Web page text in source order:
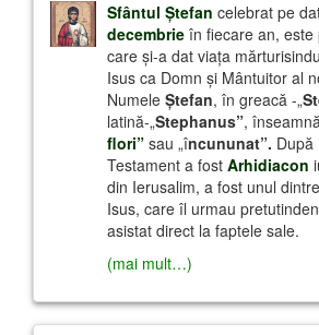
Sfântul Ştefan celebrat pe
decembrieîn fiecare an, este
care şi-a dat viaţa
Isus ca Domn şi Mântuitor al
Numele Ştefan, în greacă -„
latină-„Stephanus”,
flori” sau „încununat”. După
Testament a fost Arhidiacon
din Ierusalim, a fost unul
Isus, care îl urmau
asistat direct la faptele sale.
(mai mult…)